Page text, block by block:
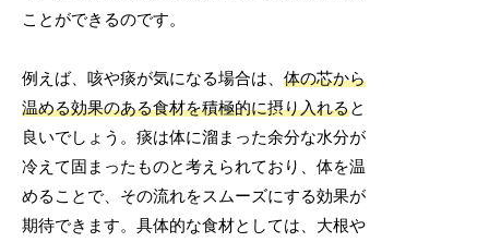
ことができるのです。
例えば、咳や痰が気になる場合は、体の芯から
温める効果のある食材を積極的に摂り入れると
良いでしょう。痰は体に溜まった余分な水分が
冷えて固まったものと考えられており、体を温
めることで、その流れをスムーズにする効果が
期待できます。具体的な食材としては、大根や